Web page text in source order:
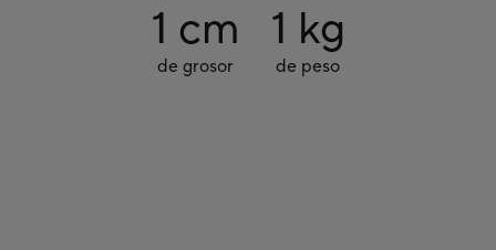
1 cm
de grosor
1 kg
de peso